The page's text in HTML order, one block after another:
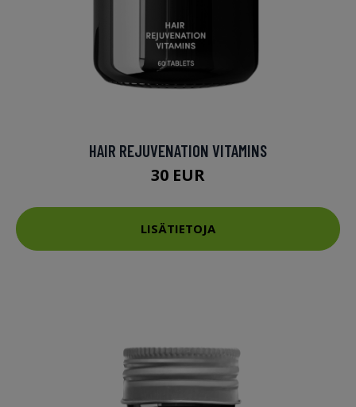
HAIR REJUVENATION VITAMINS
30 EUR
LISÄTIETOJA